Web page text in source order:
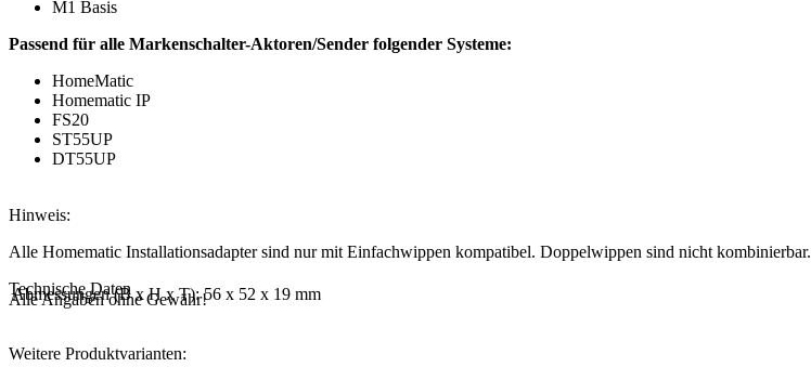
M1 Basis
Passend für alle Markenschalter-Aktoren/Sender folgender Systeme:
HomeMatic
Homematic IP
FS20
ST55UP
DT55UP
Hinweis:
Alle Homematic Installationsadapter sind nur mit Einfachwippen kompatibel. Doppelwippen sind nicht kombinierbar.
Technische Daten
Abmessungen (B x H x T): 56 x 52 x 19 mm
Alle Angaben ohne Gewähr!
Weitere Produktvarianten: